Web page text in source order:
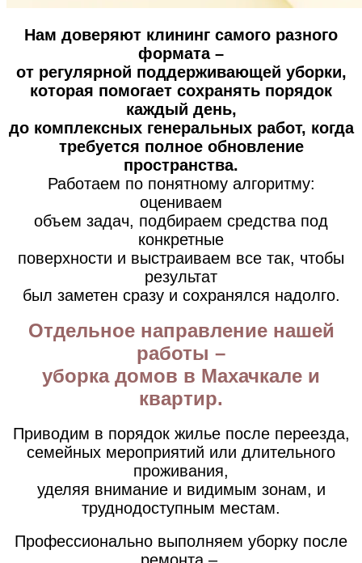
Нам доверяют клининг самого разного
формата –
от регулярной поддерживающей уборки,
которая помогает сохранять порядок
каждый день,
до комплексных генеральных работ, когда
требуется полное обновление
пространства.
Работаем по понятному алгоритму:
оцениваем
объем задач, подбираем средства под
конкретные
поверхности и выстраиваем все так, чтобы
результат
был заметен сразу и сохранялся надолго.
Отдельное направление нашей
работы –
уборка домов в Махачкале и
квартир.
Приводим в порядок жилье после переезда,
семейных мероприятий или длительного
проживания,
уделяя внимание и видимым зонам, и
труднодоступным местам.
Профессионально выполняем уборку после